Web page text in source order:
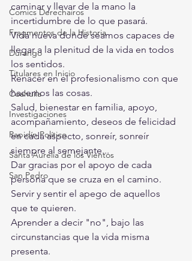
Comics Derechairos
Fragmentos de la Historia
Durango
Titulares en Inicio
Coahuila
Investigaciones
Rapidín Político
Santa Aurelia de los Vientos
San Pedro
caminar y llevar de la mano la
incertidumbre de lo que pasará.
Vida nueva donde seamos capaces de
llegar a la plenitud de la vida en todos
los sentidos.
Renacer en el profesionalismo con que
hacemos las cosas.
Salud, bienestar en familia, apoyo,
acompañamiento, deseos de felicidad
en cada aspecto, sonreír, sonreír
siempre al semejante...
Dar gracias por el apoyo de cada
persona que se cruza en el camino.
Servir y sentir el apego de aquellos
que te quieren.
Aprender a decir "no", bajo las
circunstancias que la vida misma
presenta.